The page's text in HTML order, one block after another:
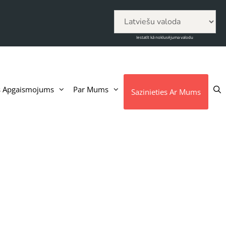
Iestatīt kā noklusējuma valodu
Apgaismojums Par Mums Sazinieties Ar Mums